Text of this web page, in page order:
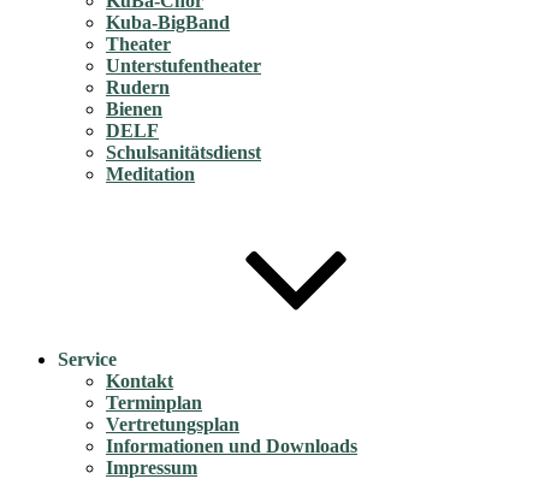
Kuba-BigBand
Theater
Unterstufentheater
Rudern
Bienen
DELF
Schulsanitätsdienst
Meditation
Service
Kontakt
Terminplan
Vertretungsplan
Informationen und Downloads
Impressum